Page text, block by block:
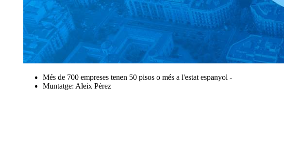
Més de 700 empreses tenen 50 pisos o més a l'estat espanyol -
Muntatge: Aleix Pérez